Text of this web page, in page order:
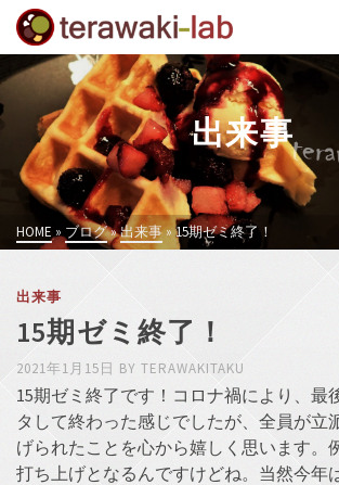
出来事
HOME » ブログ»出来事»15期ゼミ終了！
出来事
15期ゼミ終了！
2021年1月15日 BY TERAWAKITAKU
15期ゼミ終了です！コロナ禍により、最
タして終わった感じでしたが、全員が立
げられたことを心から嬉しく思います。
打ち上げとなるんですけどね。当然今年